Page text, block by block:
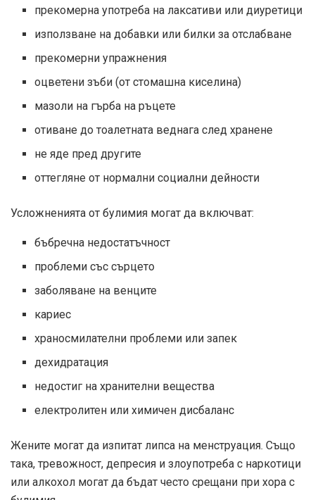
прекомерна употреба на лаксативи или диуретици
използване на добавки или билки за отслабване
прекомерни упражнения
оцветени зъби (от стомашна киселина)
мазоли на гърба на ръцете
отиване до тоалетната веднага след хранене
не яде пред другите
оттегляне от нормални социални дейности
Усложненията от булимия могат да включват:
бъбречна недостатъчност
проблеми със сърцето
заболяване на венците
кариес
храносмилателни проблеми или запек
дехидратация
недостиг на хранителни вещества
електролитен или химичен дисбаланс
Жените могат да изпитат липса на менструация. Също
така, тревожност, депресия и злоупотреба с наркотици
или алкохол могат да бъдат често срещани при хора с